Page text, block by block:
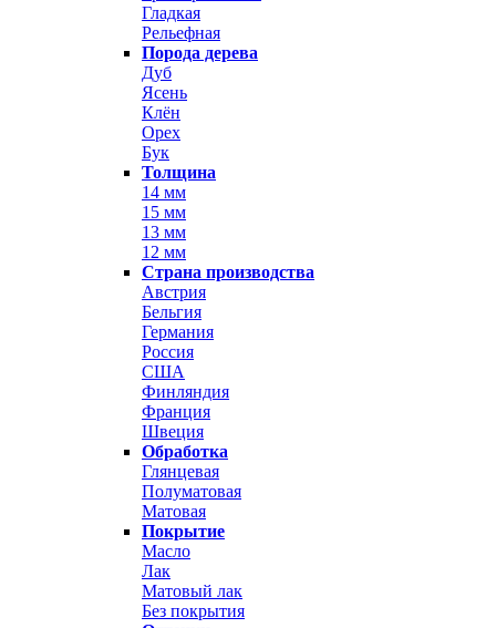
Гладкая
Рельефная
Порода дерева
Дуб
Ясень
Клён
Орех
Бук
Толщина
14 мм
15 мм
13 мм
12 мм
Страна производства
Австрия
Бельгия
Германия
Россия
США
Финляндия
Франция
Швеция
Обработка
Глянцевая
Полуматовая
Матовая
Покрытие
Масло
Лак
Матовый лак
Без покрытия